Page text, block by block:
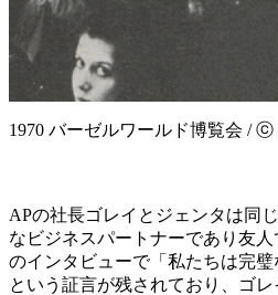
1970 バーゼルワールド博覧会 / ⓒ
APの社長ゴレイとジェンタは同
なビジネスパートナーであり友
のインタビューで「私たちは完璧
という証言が残されており、ゴ